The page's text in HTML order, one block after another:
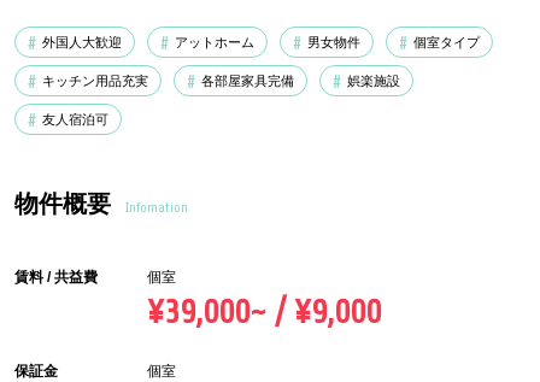
外国人大歓迎 アットホーム 男女物件 個室タイプ
キッチン用品充実 各部屋家具完備 娯楽施設
友人宿泊可
物件概要 Infomation
賃料 / 共益費 個室
¥39,000~ / ¥9,000
保証金 個室